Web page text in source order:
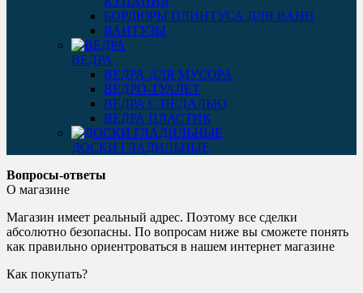
БОРДЮРЫ ПЛИНТУСА ДЛЯ ВАНН
ВАНТУЗЫ
ВЕДРА
ВЕДРА ДЛЯ МУСОРА
ВЕДРО-ТУАЛЕТ
ВЕДРА С ПЕДАЛЬЮ
ВЕДРА ПЛАСТИК
ДОСКИ ГЛАДИЛЬНЫЕ
Вопросы-ответы
О магазине
Магазин имеет реальный адрес. Поэтому все сделки
абсолютно безопасны. По вопросам ниже вы сможете понять
как правильно ориентроваться в нашем интернет магазине
Как покупать?